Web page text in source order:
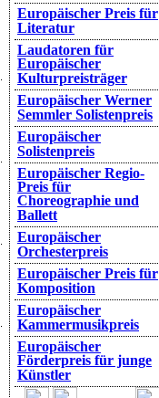
Europäischer Preis für
Literatur
Laudatoren für
Europäischer
Kulturpreisträger
Europäischer Werner
Semmler Solistenpreis
Europäischer
Solistenpreis
Europäischer Regio-
Preis für
Choreographie und
Ballett
Europäischer
Orchesterpreis
Europäischer Preis für
Komposition
Europäischer
Kammermusikpreis
Europäischer
Förderpreis für junge
Künstler